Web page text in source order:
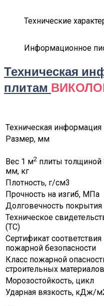
Технические
Информационное
Техническая
плитам
Техническая информация
Размер, мм
Вес 1 м2 плиты толщиной
мм, кг
Плотность, г/см3
Прочность на изгиб, МПа
Долговечность покрытия
Техническое
(ТС)
Сертификат соответствия
пожарной безопасности
Класс пожарной
строительных материалов
Морозостойкость, цикл
Ударная вязкость, кДж/